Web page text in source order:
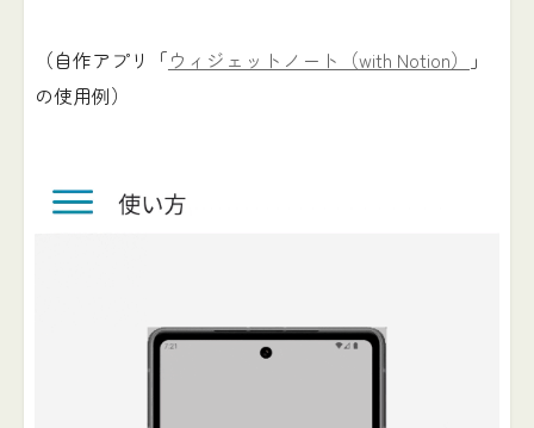
（自作アプリ「ウィジェットノート（with Notion）
」
の使用例）